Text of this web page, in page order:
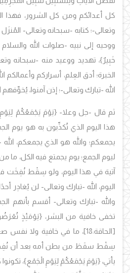
كل أعدائكم ومن كل الشرور، فهذا
وتعالى-؛ كتابه -سبحانه وتعالى-
ووحيه إلى نبيه -صلوات الله
خَبِيرٌ}، تهديد ووعيد منه -سبحانه
الخبرة؛ أدق العِلم، أسراركم وأعمالكم
الله -تبارك وتعالى-؛ إذن آمنوا، يُخوِّفهم
ثم قال -جل وعلا- {يَوْمَ يَجْمَعُكُمْ لِيَوْمِ
هذا اليوم الذي تُكذِّبون به هو يوم
يجمعكم؛ والله هو الذي يجمعكم،
ليوم الجمع؛ يوم يجمتع فيه الكل،
آتية في هذا اليوم، ولو سِقْط نُفِخَت
اليوم، الله -تبارك وتعالى- لن يُغادِر
والله -تبارك وتعالى- أقسم بأنهم
تخفى خافية من البشر، {يَوْمَئِذٍ
[الحاقة:18]، ما في خافية ولا
سِقْط سقَطَ من بطن أمه بعد أن نُفِخَت
يأتي، {يَوْمَ يَجْمَعُكُمْ لِيَوْمِ الْجَمْعِ}،